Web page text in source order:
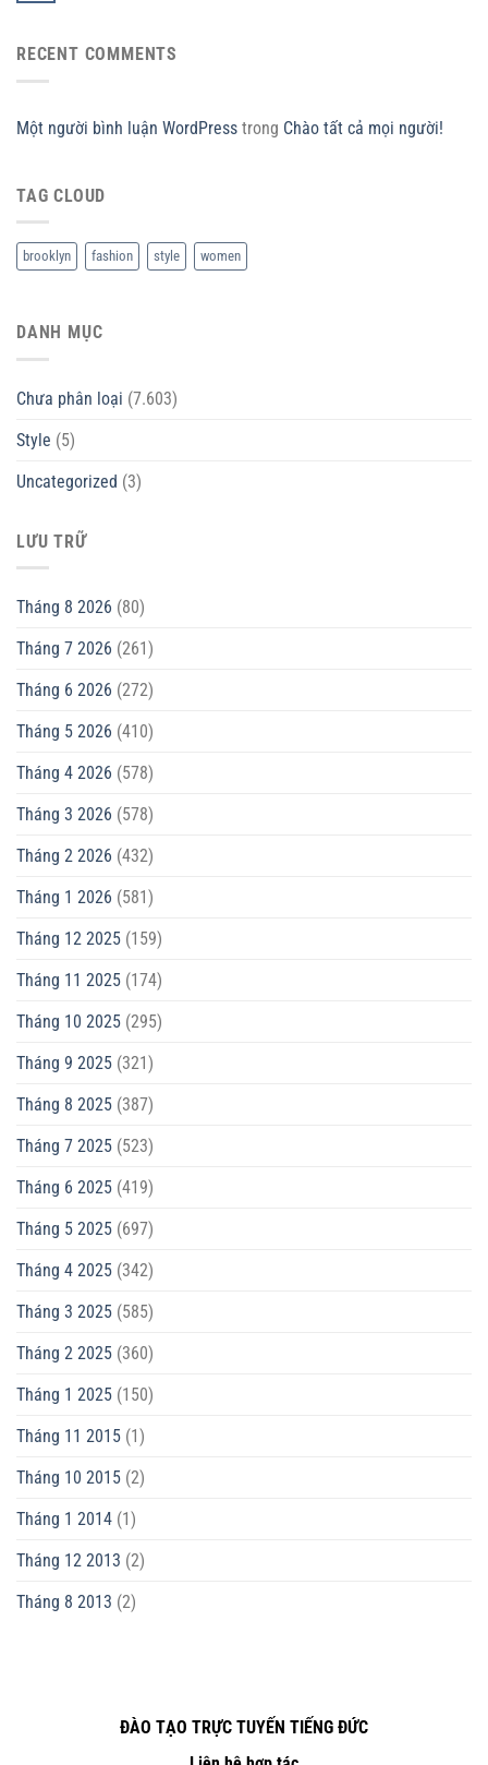
RECENT COMMENTS
Một người bình luận WordPress trong Chào tất cả mọi người!
TAG CLOUD
brooklyn fashion style women
DANH MỤC
Chưa phân loại (7.603)
Style (5)
Uncategorized (3)
LƯU TRỮ
Tháng 8 2026 (80)
Tháng 7 2026 (261)
Tháng 6 2026 (272)
Tháng 5 2026 (410)
Tháng 4 2026 (578)
Tháng 3 2026 (578)
Tháng 2 2026 (432)
Tháng 1 2026 (581)
Tháng 12 2025 (159)
Tháng 11 2025 (174)
Tháng 10 2025 (295)
Tháng 9 2025 (321)
Tháng 8 2025 (387)
Tháng 7 2025 (523)
Tháng 6 2025 (419)
Tháng 5 2025 (697)
Tháng 4 2025 (342)
Tháng 3 2025 (585)
Tháng 2 2025 (360)
Tháng 1 2025 (150)
Tháng 11 2015 (1)
Tháng 10 2015 (2)
Tháng 1 2014 (1)
Tháng 12 2013 (2)
Tháng 8 2013 (2)
ĐÀO TẠO TRỰC TUYẾN TIẾNG ĐỨC